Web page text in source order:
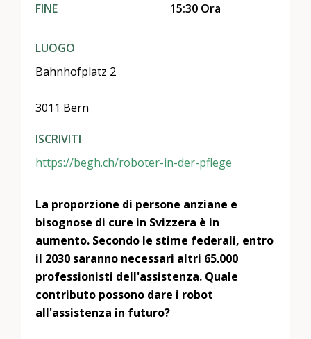
FINE
15:30 Ora
LUOGO
Bahnhofplatz 2
3011 Bern
ISCRIVITI
https://begh.ch/roboter-in-der-pflege
La proporzione di persone anziane e
bisognose di cure in Svizzera è in
aumento. Secondo le stime federali, entro
il 2030 saranno necessari altri 65.000
professionisti dell'assistenza. Quale
contributo possono dare i robot
all'assistenza in futuro?